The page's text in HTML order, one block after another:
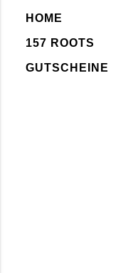
HOME
157 ROOTS
GUTSCHEINE